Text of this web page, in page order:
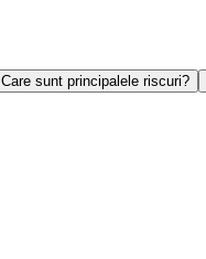
Care sunt principalele riscuri?